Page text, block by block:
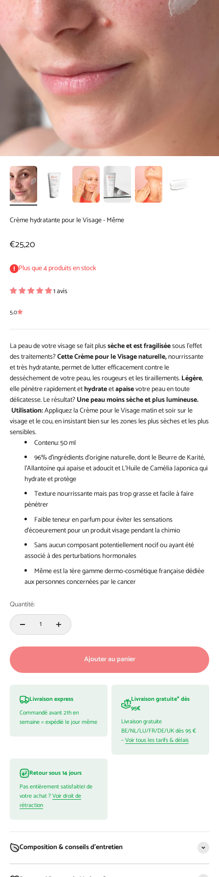
Crème hydratante pour le Visage - Même
Prix de vente
€25,20
Plus que 4 produits en stock
1 avis
5.0
La peau de votre visage se fait plussèche et est fragiliséesous l’effet
des traitements?Cette Crème pour le Visage naturelle,nourrissante
et très hydratante, permet de lutter efficacement contre le
desséchement de votre peau, les rougeurs et les tiraillements.Légère,
elle pénètre rapidement ethydrateetapaisevotre peau en toute
délicatesse. Le résultat?Une peau moins sèche et plus lumineuse.
Utilisation:Appliquez la Crème pour le Visage matin et soir sur le
visage et le cou, en insistant bien sur les zones les plus sèches et les plus
sensibles.
Contenu: 50 ml
96% d’ingrédients d’origine naturelle, dontleBeurre de Karité,
l’Allantoïne qui apaise et adoucit et L’Huile de Camélia Japonica qui
hydrate et protège
Texture nourrissante mais pas trop grasse et facile à faire
pénétrer
Faible teneur en parfum pour éviter les sensations
d’écoeurement pour un produit visage pendant la chimio
Sans aucun composant potentiellement nocif ou ayant été
associé à des perturbations hormonales
Même est la 1ère gamme dermo-cosmétique française dédiée
aux personnes concernées par le cancer
Quantité:
Ajouter au panier
Livraison express
Commandé avant 21h en
semaine = expédié le jour même
Livraison gratuite* dès
95€
Livraison gratuite
BE/NL/LU/FR/DE/UK dès 95 €
–Voir tous les tarifs & délais
Retour sous 14 jours
Pas entièrement satisfait(e) de
votre achat ?Voir droit de
rétraction
Composition & conseils d'entretien